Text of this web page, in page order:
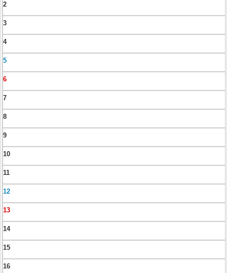
2
3
4
5
6
7
8
9
10
11
12
13
14
15
16